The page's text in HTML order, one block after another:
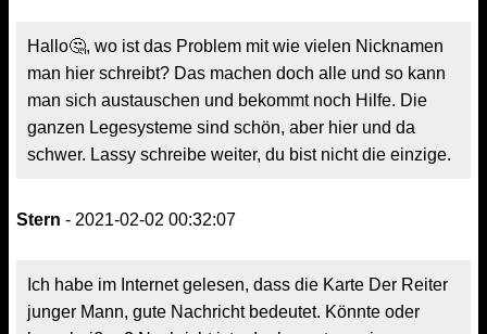
Hallo🤔, wo ist das Problem mit wie vielen Nicknamen
man hier schreibt? Das machen doch alle und so kann
man sich austauschen und bekommt noch Hilfe. Die
ganzen Legesysteme sind schön, aber hier und da
schwer. Lassy schreibe weiter, du bist nicht die einzige.
Stern - 2021-02-02 00:32:07
Ich habe im Internet gelesen, dass die Karte Der Reiter
junger Mann, gute Nachricht bedeutet. Könnte oder